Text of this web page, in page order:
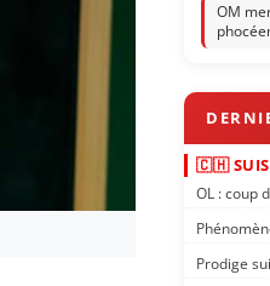
OM
🇨🇭
OL : coup
Prodige